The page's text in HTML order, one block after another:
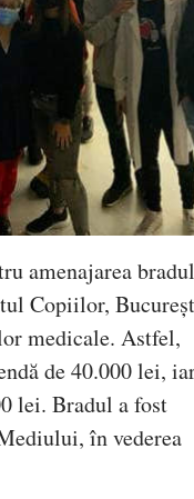
amenajarea
Copiilor,
medicale. Astfel,
de 40.000 lei,
lei. Bradul a fost
în vederea